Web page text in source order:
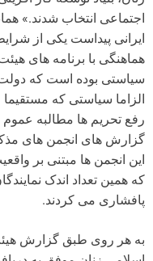
اجتماعی انتخاب شدند.»
ایرانی پیداست یکی از
هماهنگی با برنامه های
سیاستی بوده است که
الزاما سیاستی که
رفع تحریم ها مطالبه
گزارش های انجمن های
این انجمن ها مبتنی بر
که همین تعداد اندک
پافشاری می کردند.
به هر روی طبق گزارش